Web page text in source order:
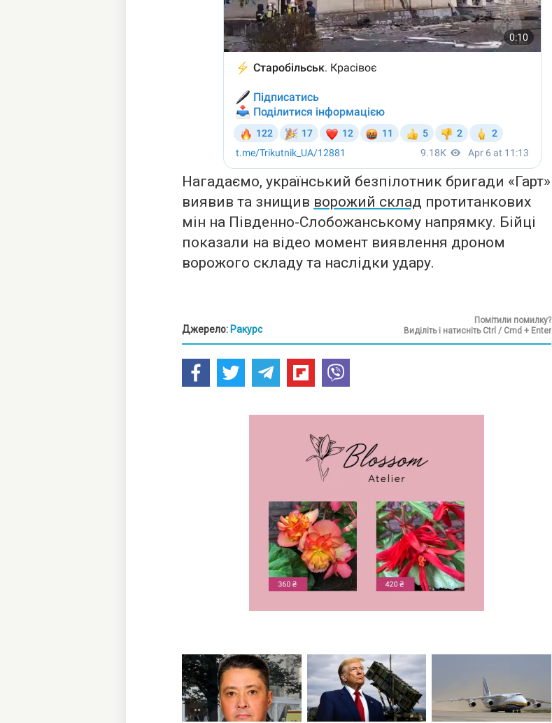
Нагадаємо, український безпілотник бригади «Гарт»
виявив та знищив ворожий склад протитанкових
мін на Південно-Слобожанському напрямку. Бійці
показали на відео момент виявлення дроном
ворожого складу та наслідки удару.
Джерело: Ракурс
Помітили помилку?
Виділіть і натисніть Ctrl / Cmd + Enter